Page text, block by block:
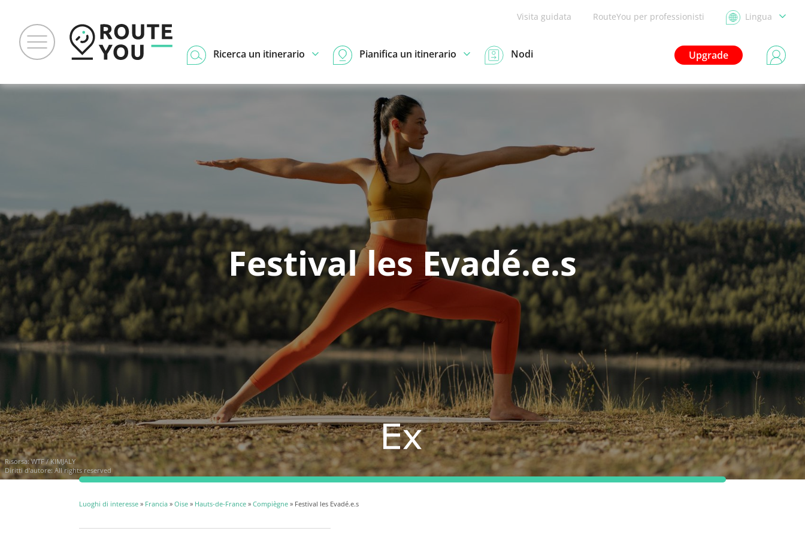
Visita guidata RouteYou per professionisti Lingua
Upgrade
Ricerca un itinerario Pianifica un itinerario Nodi
Festival les Evadé.e.s
Risorsa: WTF / KIMJALY
Diritti d'autore: All rights reserved
Luoghi di interesse » Francia » Oise » Hauts-de-France » Compiègne » Festival les Evadé.e.s